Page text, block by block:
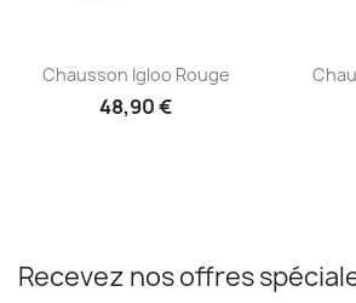
Aperçu rapide
Chausson Igloo Rouge
48,90 €

Recevez nos offres